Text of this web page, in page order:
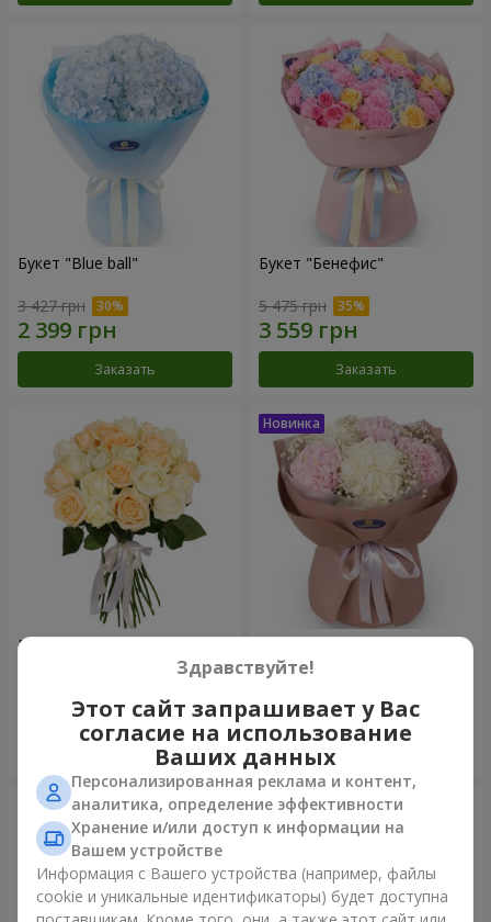
Букет "Blue ball"
3 427 грн
Заказать
Букет "Бенефис"
5 475 грн
Заказать
Микс “Нежность” из 21 розы
Здравствуйте!
Этот сайт запрашивает у Вас
согласие на использование
Ваших данных
Персонализированная реклама и контент,
аналитика, определение эффективности
Хранение и/или доступ к информации на
Вашем устройстве
Информация с Вашего устройства (например, файлы
cookie и уникальные идентификаторы) будет доступна